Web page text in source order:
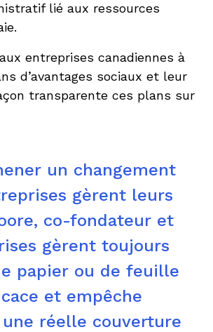
lié aux ressources
entreprises canadiennes à
d’avantages sociaux et leur
transparente ces plans sur
un changement
gèrent leurs
co-fondateur et
gèrent toujours
papier ou de feuille
et empêche
réelle couverture